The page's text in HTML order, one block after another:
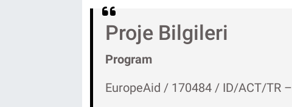
Proje Bilgileri
Program
EuropeAid / 170484 / ID/ACT/TR –